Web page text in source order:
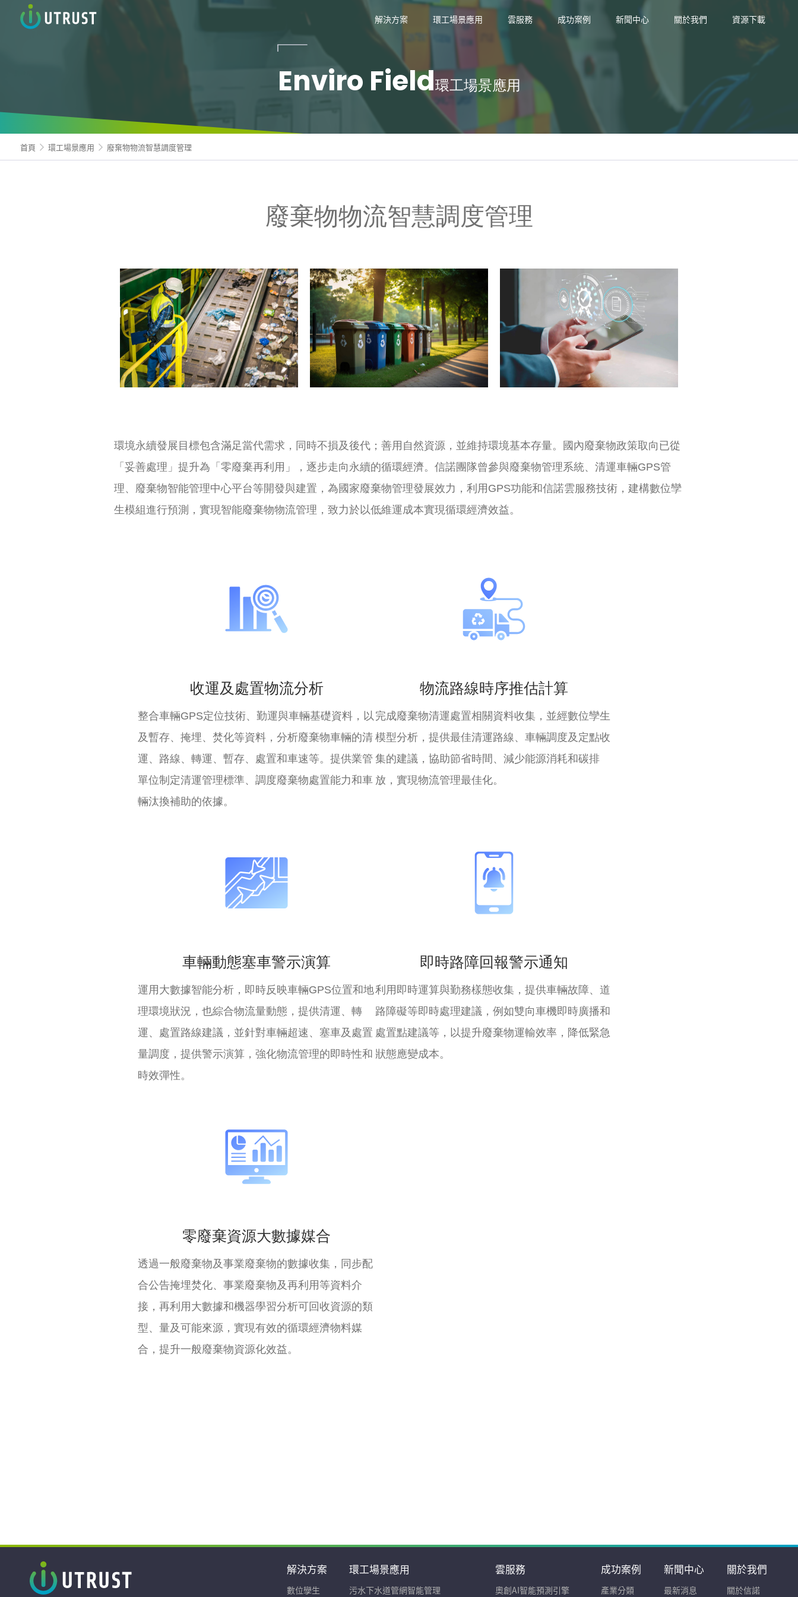
信諾科技 解決方案 環工場景應用 雲服務 成功案例 新聞中心 關於我們 資源下載
Enviro Field環工場景應用
首頁 環工場景應用 廢棄物物流智慧調度管理
廢棄物物流智慧調度管理
環境永續發展目標包含滿足當代需求，同時不損及後代；善用自然資源，並維持環境基本存量。國內廢棄物政策取向已從
「妥善處理」提升為「零廢棄再利用」，逐步走向永續的循環經濟。信諾團隊曾參與廢棄物管理系統、清運車輛GPS管
理、廢棄物智能管理中心平台等開發與建置，為國家廢棄物管理發展效力，利用GPS功能和信諾雲服務技術，建構數位孿
生模組進行預測，實現智能廢棄物物流管理，致力於以低維運成本實現循環經濟效益。
收運及處置物流分析
整合車輛GPS定位技術、勤運與車輛基礎資料，以
及暫存、掩埋、焚化等資料，分析廢棄物車輛的清
運、路線、轉運、暫存、處置和車速等。提供業管
單位制定清運管理標準、調度廢棄物處置能力和車
輛汰換補助的依據。
物流路線時序推估計算
完成廢棄物清運處置相關資料收集，並經數位孿生
模型分析，提供最佳清運路線、車輛調度及定點收
集的建議，協助節省時間、減少能源消耗和碳排
放，實現物流管理最佳化。
車輛動態塞車警示演算
運用大數據智能分析，即時反映車輛GPS位置和地
理環境狀況，也綜合物流量動態，提供清運、轉
運、處置路線建議，並針對車輛超速、塞車及處置
量調度，提供警示演算，強化物流管理的即時性和
時效彈性。
即時路障回報警示通知
利用即時運算與勤務樣態收集，提供車輛故障、道
路障礙等即時處理建議，例如雙向車機即時廣播和
處置點建議等，以提升廢棄物運輸效率，降低緊急
狀態應變成本。
零廢棄資源大數據媒合
透過一般廢棄物及事業廢棄物的數據收集，同步配
合公告掩埋焚化、事業廢棄物及再利用等資料介
接，再利用大數據和機器學習分析可回收資源的類
型、量及可能來源，實現有效的循環經濟物料媒
合，提升一般廢棄物資源化效益。
解決方案
數位孿生
環工場景應用
污水下水道管網智能管理
雲服務
奧創AI智能預測引擎
成功案例
產業分類
新聞中心
最新消息
關於我們
關於信諾